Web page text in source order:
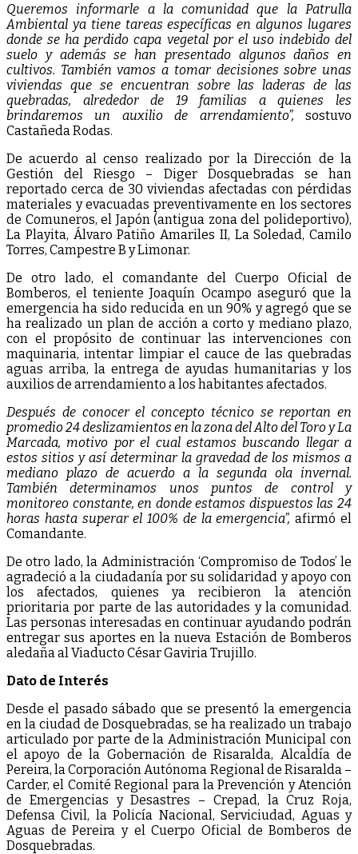
Queremos informarle a la comunidad que la Patrulla
Ambiental ya tiene tareas específicas en algunos lugares
donde se ha perdido capa vegetal por el uso indebido del
suelo y además se han presentado algunos daños en
cultivos. También vamos a tomar decisiones sobre unas
viviendas que se encuentran sobre las laderas de las
quebradas, alrededor de 19 familias a quienes les
brindaremos un auxilio de arrendamiento”, sostuvo
Castañeda Rodas.
De acuerdo al censo realizado por la Dirección de la
Gestión del Riesgo – Diger Dosquebradas se han
reportado cerca de 30 viviendas afectadas con pérdidas
materiales y evacuadas preventivamente en los sectores
de Comuneros, el Japón (antigua zona del polideportivo),
La Playita, Álvaro Patiño Amariles II, La Soledad, Camilo
Torres, Campestre B y Limonar.
De otro lado, el comandante del Cuerpo Oficial de
Bomberos, el teniente Joaquín Ocampo aseguró que la
emergencia ha sido reducida en un 90% y agregó que se
ha realizado un plan de acción a corto y mediano plazo,
con el propósito de continuar las intervenciones con
maquinaria, intentar limpiar el cauce de las quebradas
aguas arriba, la entrega de ayudas humanitarias y los
auxilios de arrendamiento a los habitantes afectados.
Después de conocer el concepto técnico se reportan en
promedio 24 deslizamientos en la zona del Alto del Toro y La
Marcada, motivo por el cual estamos buscando llegar a
estos sitios y así determinar la gravedad de los mismos a
mediano plazo de acuerdo a la segunda ola invernal.
También determinamos unos puntos de control y
monitoreo constante, en donde estamos dispuestos las 24
horas hasta superar el 100% de la emergencia”, afirmó el
Comandante.
De otro lado, la Administración ‘Compromiso de Todos’ le
agradeció a la ciudadanía por su solidaridad y apoyo con
los afectados, quienes ya recibieron la atención
prioritaria por parte de las autoridades y la comunidad.
Las personas interesadas en continuar ayudando podrán
entregar sus aportes en la nueva Estación de Bomberos
aledaña al Viaducto César Gaviria Trujillo.
Dato de Interés
Desde el pasado sábado que se presentó la emergencia
en la ciudad de Dosquebradas, se ha realizado un trabajo
articulado por parte de la Administración Municipal con
el apoyo de la Gobernación de Risaralda, Alcaldía de
Pereira, la Corporación Autónoma Regional de Risaralda –
Carder, el Comité Regional para la Prevención y Atención
de Emergencias y Desastres – Crepad, la Cruz Roja,
Defensa Civil, la Policía Nacional, Serviciudad, Aguas y
Aguas de Pereira y el Cuerpo Oficial de Bomberos de
Dosquebradas.